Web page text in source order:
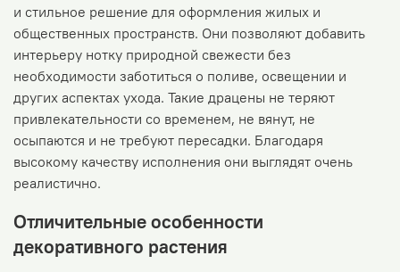
и стильное решение для оформления жилых и
общественных пространств. Они позволяют добавить
интерьеру нотку природной свежести без
необходимости заботиться о поливе, освещении и
других аспектах ухода. Такие драцены не теряют
привлекательности со временем, не вянут, не
осыпаются и не требуют пересадки. Благодаря
высокому качеству исполнения они выглядят очень
реалистично.
Отличительные особенности
декоративного растения